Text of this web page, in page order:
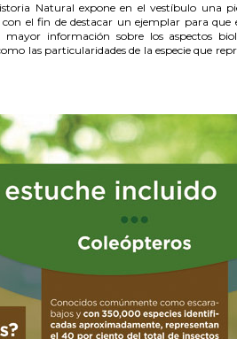
Natural expone en el vestíbulo una
con el fin de destacar un ejemplar para que
información sobre los aspectos
las particularidades de la especie que